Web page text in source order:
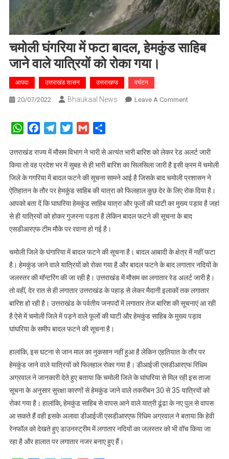
चमोली घंगरिया में फटा बादल, हेमकुंड साहिब
जाने वाले यात्रियों को रोका गया।
आपदा उत्तराखंड शासन उत्तराखण्ड पर्यटन
20/07/2022 Bhaukaal News Leave A CommentOn
फटा
हेमकुंड
साहिब
जाने
वाले
यात्रियों
गया।
WhatsAppFacebookTelegramTwitterGmail
उत्तराखंड राज्य में मौसम विभाग ने भारी से अत्यंत भारी बारिश को लेकर रेड अलर्ट जारी
किया तो वह प्रदेश भर में सुबह से ही भारी बारिश का सिलसिला जारी है इसी क्रम में चमोली
जिले के गगरिया में बादल फटने की सूचना सामने आई है जिसके बाद चमोली प्रशासन ने
ऐतिहातन के तौर पर हेमकुंड साहिब की यात्रा को फिलहाल कुछ देर के लिए रोक दिया है।
आपको बता दें कि घाघरिया हेमकुंड साहिब यात्रा और फूलों की घाटी का मुख्य पड़ाव है जहां
से ही यात्रियों को होकर गुजरना पड़ता है लेकिन बादल फटने की सूचना के बाद
एसडीआरएफ टीम मौके पर रवाना हो गई है।
चमोली जिले के घंगारिया में बादल फटने की सूचना है। बादल आबादी के क्षेत्र में नहीं फटा
है। हेमकुंड जाने वाले यात्रियों को रोका गया है और बादल फटने के बाद लगातार नदियों के
जलस्तर की मॉन्टरिंग की जा रही है। उत्तराखंड में मौसम का लगातार रेड अलर्ट जारी है।
तो वहीं, देर रात से ही लगातार उत्तराखंड के पहाड़ से लेकर मैदानी इलाकों तक लगातार
बारिश हो रही है। उत्तराखंड के पर्वतीय जनपदों में लगातार तेज बारिश की सूचनाएं आ रही
है ऐसे में चमोली जिले में पड़ने वाले फूलों की घाटी और हेमकुंड साहिब के मुख्य पड़ाव
घांघरिया के समीप बादल फटने की सूचना है।
हालांकि, इस घटना से जान माल का नुकसान नहीं हुआ है लेकिन एहतियात के तौर पर
हेमकुंड जाने वाले यात्रियों को फिलहाल रोका गया है। डीआईजी एसडीआरएफ रिधिम
अग्रवाल ने जानकारी देते हुए बताया कि चमोली जिले के घांघरिया से मिल रही इस ताजा
सूचना के अनुसार सुरक्षा कारणों से हेमकुंड जाने वाले तकरीबन 30 से 35 यात्रियों को
रोका गया है। हालांकि, हेमकुंड साहिब से वापस आने वाले यात्री ढूंढा के नए पुल से वापस
आ सकते हैं वही इसके अलावा डीआईजी एसडीआरएफ रिधिम अग्रवाल ने बताया कि हेवी
रेनफॉल को देखते हुए डाउनस्ट्रीम में लगातार नदियों का जलस्तर को भी वॉच किया जा
रहा है और हालात पर लगातार नजर बनाए हुए हैं।